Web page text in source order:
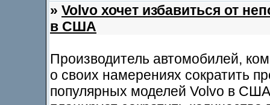
» Volvo хочет избавиться от
в США
Производитель автомобилей,
о своих намерениях сократить
популярных моделей Volvo в